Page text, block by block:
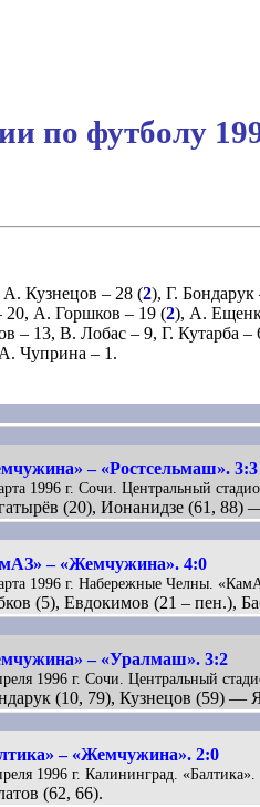
по футболу
А. Кузнецов – 28 (2), Г. Бондарук
20, А. Горшков – 19 (2), А.
– 13, В. Лобас– 9, Г. Кутарба –
А. Чуприна – 1.
– «Ростсельмаш». 3:3
1996 г. Сочи. Центральный
(20), Ионанидзе (61, 88)
– «Жемчужина». 4:0
1996 г. Набережные Челны.
(5), Евдокимов (21 – пен.),
– «Уралмаш». 3:2
1996 г. Сочи. Центральный
(10, 79), Кузнецов (59) —
– «Жемчужина». 2:0
1996 г. Калининград. «Балтика».
(62, 66).